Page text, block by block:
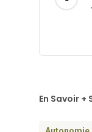
En Savoir +